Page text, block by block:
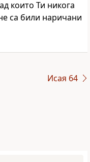
които Ти никога
са били наричани
Исая 64